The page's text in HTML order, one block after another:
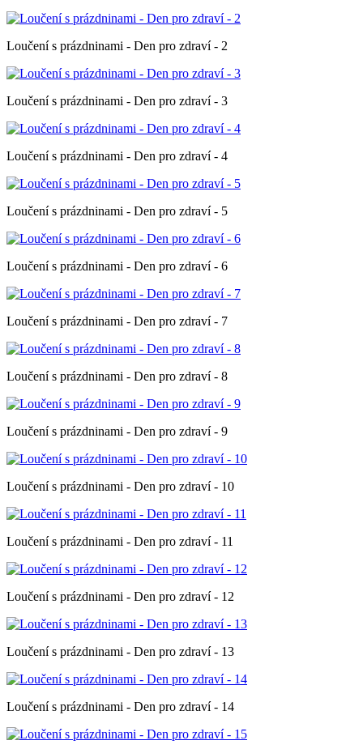
Loučení s prázdninami - Den pro zdraví - 2
Loučení s prázdninami - Den pro zdraví - 3
Loučení s prázdninami - Den pro zdraví - 4
Loučení s prázdninami - Den pro zdraví - 5
Loučení s prázdninami - Den pro zdraví - 6
Loučení s prázdninami - Den pro zdraví - 7
Loučení s prázdninami - Den pro zdraví - 8
Loučení s prázdninami - Den pro zdraví - 9
Loučení s prázdninami - Den pro zdraví - 10
Loučení s prázdninami - Den pro zdraví - 11
Loučení s prázdninami - Den pro zdraví - 12
Loučení s prázdninami - Den pro zdraví - 13
Loučení s prázdninami - Den pro zdraví - 14